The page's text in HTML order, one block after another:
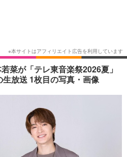
その他
菜が「テレ東音楽祭2026夏」
放送 1枚目の写真・画像